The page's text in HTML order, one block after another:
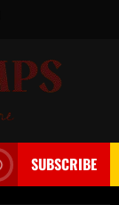
SUBSCRIBE